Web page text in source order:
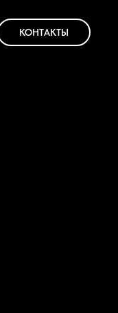
КОНТАКТЫ